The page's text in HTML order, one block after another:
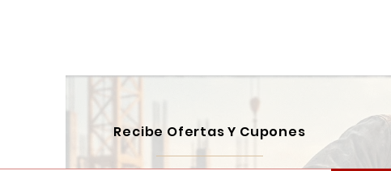
Recibe Ofertas Y Cupones